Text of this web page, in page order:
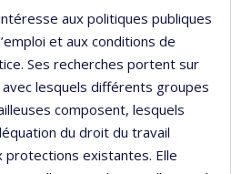
aux politiques publiques
et aux conditions de
Ses recherches portent sur
lesquels différents groupes
composent, lesquels
du droit du travail
protections existantes. Elle